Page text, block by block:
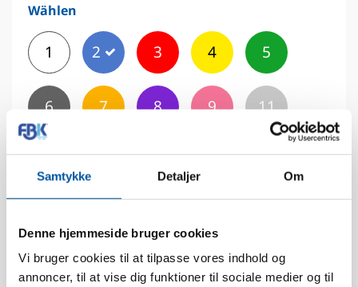
Samtykke Detaljer Om
Denne hjemmeside bruger cookies
Vi bruger cookies til at tilpasse vores indhold og
annoncer, til at vise dig funktioner til sociale medier og til
Wählen
1 2 3 4 5
6 7 8 9 11
12
Technische Daten